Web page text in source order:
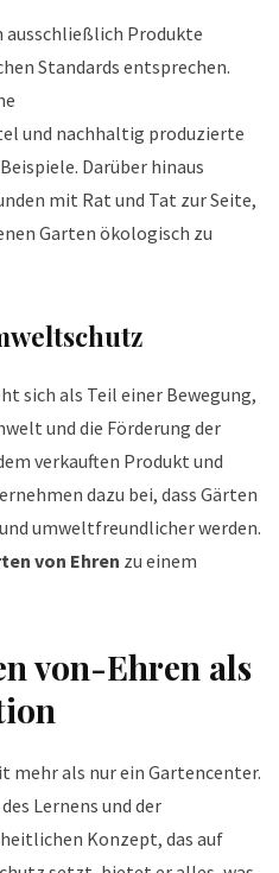
ausschließlich Produkte
Standards entsprechen.
und nachhaltig produzierte
Darüber hinaus
mit Rat und Tat zur Seite,
Garten ökologisch zu
sich als Teil einer Bewegung,
und die Förderung der
verkauften Produkt und
dazu bei, dass Gärten
umweltfreundlicher werden.
von Ehren zu einem
von-Ehren als
mehr als nur ein Gartencenter.
Lernens und der
Konzept, das auf